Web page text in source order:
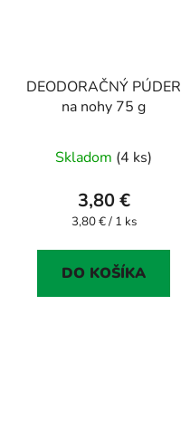
DEODORAČNÝ PÚDER
na nohy 75 g
Skladom (4 ks)
3,80 €
Jednotková
3,80 € / 1 ks
DO KOŠÍKA